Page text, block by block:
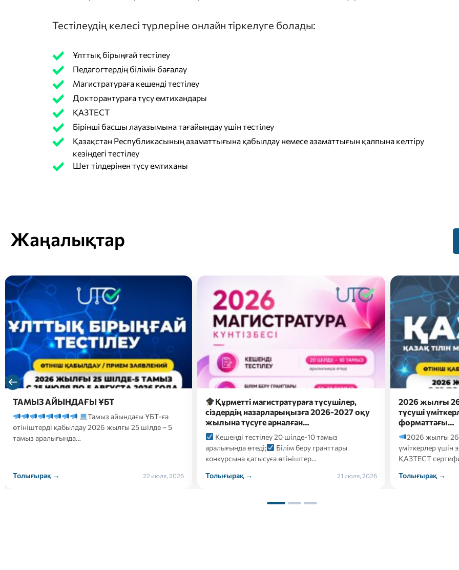
Тестілеудің келесі түрлеріне онлайн тіркелуге болады:
Ұлттық бірыңғай тестілеу
Педагогтердің білімін бағалау
Магистратураға кешенді тестілеу
Докторантураға түсу емтихандары
ҚАЗТЕСТ
Бірінші басшы лауазымына тағайындау үшін тестілеу
Қазақстан Республикасының азаматтығына қабылдау немесе азаматтығын қалпына келтіру
кезіндегі тестілеу
Шет тілдерінен түсу емтиханы
Жаңалықтар
Құрметті магистратураға түсушілер,
сіздердің назарларыңызға 2026-2027 оқу
жылына түсуге арналған…
Кешенді тестілеу 20 шілде-10 тамыз
Толығырақ →
21 июля, 2026
2026 жылғы 26 шілдеде докторантураға
түсуші үміткерлер үшін электронды
форматтағы…
2026 жылғы 26 шілдеде докторантураға түсуші
үміткерлер үшін электронды форматтағы
ҚАЗТЕСТ сертификаттық тестілеуі келесі…
Толығырақ →
21 июля, 2026
Сәлем,
Болашақ
ба?
Онда
кәсіби бағдарлау
Толығырақ →